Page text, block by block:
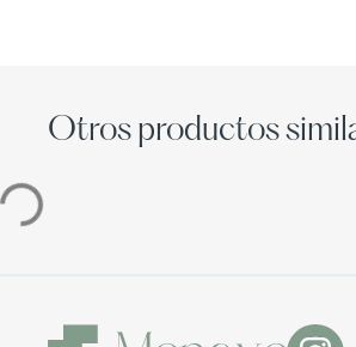
Otros productos